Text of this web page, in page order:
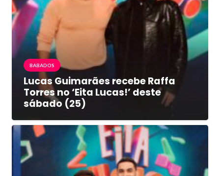
BABADOS
Lucas Guimarães recebe Raffa
Torres no ‘Eita Lucas!’ deste
sábado (25)